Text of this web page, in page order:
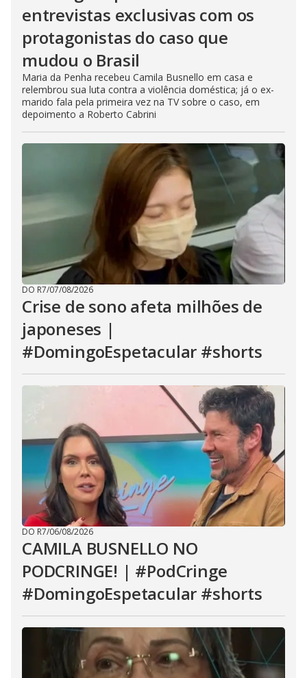
entrevistas exclusivas com os
protagonistas do caso que
mudou o Brasil
Maria da Penha recebeu Camila Busnello em casa e
relembrou sua luta contra a violência doméstica; já o ex-
marido fala pela primeira vez na TV sobre o caso, em
depoimento a Roberto Cabrini
DO R7/07/08/2026
Crise de sono afeta milhões de
japoneses |
#DomingoEspetacular #shorts
DO R7/06/08/2026
CAMILA BUSNELLO NO
PODCRINGE! | #PodCringe
#DomingoEspetacular #shorts